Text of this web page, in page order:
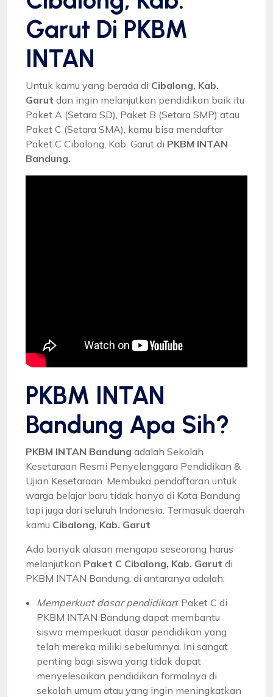
Garut Di PKBM
INTAN
Untuk kamu yang berada di Cibalong, Kab.
Garut dan ingin melanjutkan pendidikan baik itu
Paket A (Setara SD), Paket B (Setara SMP) atau
Paket C (Setara SMA), kamu bisa mendaftar
Paket C Cibalong, Kab. Garut di PKBM INTAN
Bandung.
PKBM INTAN
Bandung Apa Sih?
PKBM INTAN Bandung adalah Sekolah
Kesetaraan Resmi Penyelenggara Pendidikan &
Ujian Kesetaraan. Membuka pendaftaran untuk
warga belajar baru tidak hanya di Kota Bandung
tapi juga dari seluruh Indonesia. Termasuk daerah
kamu Cibalong, Kab. Garut
Ada banyak alasan mengapa seseorang harus
melanjutkan Paket C Cibalong, Kab. Garut di
PKBM INTAN Bandung, di antaranya adalah:
Memperkuat dasar pendidikan: Paket C di
PKBM INTAN Bandung dapat membantu
siswa memperkuat dasar pendidikan yang
telah mereka miliki sebelumnya. Ini sangat
penting bagi siswa yang tidak dapat
menyelesaikan pendidikan formalnya di
sekolah umum atau yang ingin meningkatkan